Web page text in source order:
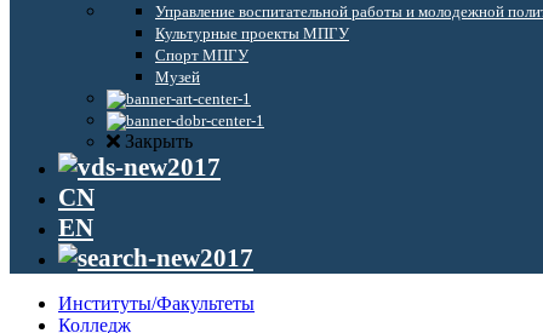
Управление воспитательной работы и молодежной
Культурные проекты МПГУ
Спорт МПГУ
Музей
Закрыть
CN
EN
Институты/Факультеты
Колледж